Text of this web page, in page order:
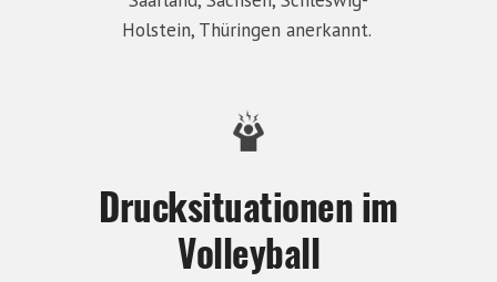
Holstein, Thüringen anerkannt.
Drucksituationen im
Volleyball